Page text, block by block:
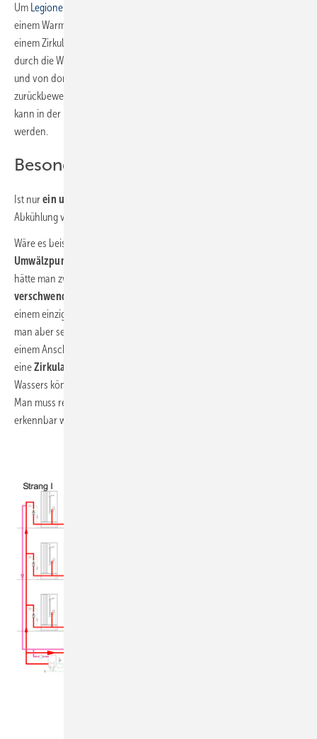
Um Legionellen
einem Warmwassernetz zwischen 60 und 55 °C halten. Also tritt in
einem Zirkulationssystem
durch die Warmwasserleitungen zum Zirkulationsanschluss geleitet
und von dort wieder mittels Zirkulationsleitung zum TWE
zurückbewegt. Dieses Milieu schmeckt den Legionellen
kann in der Regel von einem
werden.
Besonderheiten beachten
Ist nurein unverzweigter Zirkulationskreis
Abkühlung von 60 auf 55 °C
Wäre es beispielsweise zu kühl bei Eintritt in den TWE, müsste die
Umwälzpumpe
hätte man zwar kein Hygieneproblem, würde aber unnötig
verschwenden.
einem einzigen Zirkulationskreis. In einem Mehrfamilienhaus erreicht
man aber sehr selten eine Umwälzung des Warmwassers mit nur
einem Anschluss. Jeder Steigestrang erhält daher, wie in Bild 2 gezeigt,
eineZirkulationsanbindung
Wassers können dann aber nicht mehr dem Zufall überlassen werden.
Man muss regulierend eingreifen, wie an einem einfachen Beispiel
erkennbar wird.